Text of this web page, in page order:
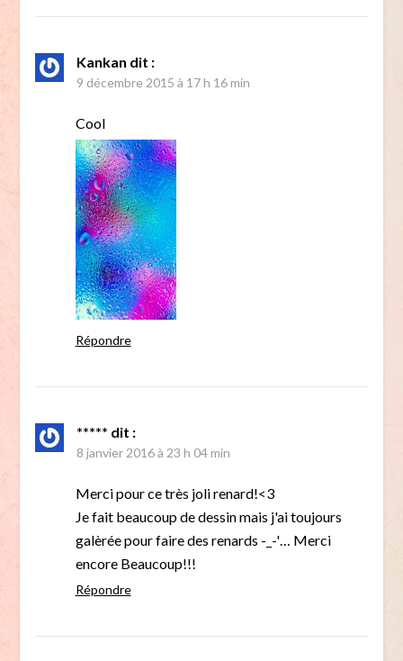
Kankan dit :
9 décembre 2015 à 17 h 16 min
Cool
Répondre
***** dit :
8 janvier 2016 à 23 h 04 min
Merci pour ce très joli renard!<3
Je fait beaucoup de dessin mais j'ai toujours
galèrée pour faire des renards -_-'… Merci
encore Beaucoup!!!
Répondre